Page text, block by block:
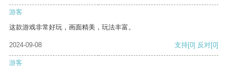
游客
这款游戏非常好玩，画面精美，玩法丰富。
2024-09-08 支持[0] 反对[0]
游客